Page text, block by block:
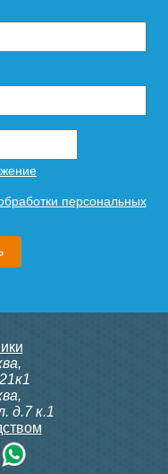
персональных
,
,
д.7 к.1